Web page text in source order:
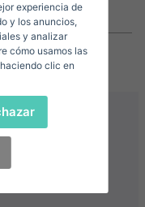
Konditionen zum
experiencia de
y los anuncios,
y analizar
cómo usamos las
clic en